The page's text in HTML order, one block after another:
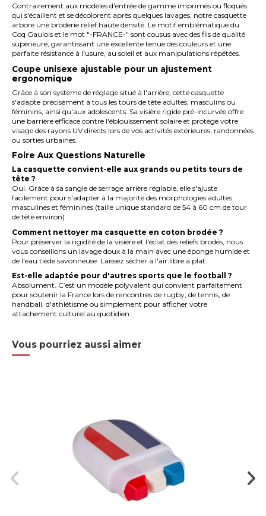
Contrairement aux modèles d'entrée de gamme imprimés ou floqués
qui s'écaillent et se décolorent après quelques lavages, notre casquette
arbore une broderie relief haute densité. Le motif emblématique du
Coq Gaulois et le mot "-FRANCE-" sont cousus avec des fils de qualité
supérieure, garantissant une excellente tenue des couleurs et une
parfaite résistance à l'usure, au soleil et aux manipulations répétées.
Coupe unisexe ajustable pour un ajustement
ergonomique
Grâce à son système de réglage situé à l'arrière, cette casquette
s'adapte précisément à tous les tours de tête adultes, masculins ou
féminins, ainsi qu'aux adolescents. Sa visière rigide pré-incurvée offre
une barrière efficace contre l'éblouissement solaire et protège votre
visage des rayons UV directs lors de vos activités extérieures, randonnées
ou sorties urbaines.
Foire Aux Questions Naturelle
La casquette convient-elle aux grands ou petits tours de
tête ?
Oui. Grâce à sa sangle de serrage arrière réglable, elle s'ajuste
facilement pour s'adapter à la majorité des morphologies adultes
masculines et féminines (taille unique standard de 54 à 60 cm de tour
de tête environ).
Comment nettoyer ma casquette en coton brodée ?
Pour préserver la rigidité de la visière et l'éclat des reliefs brodés, nous
vous conseillons un lavage doux à la main avec une éponge humide et
de l'eau tiède savonneuse. Laissez sécher à l'air libre à plat.
Est-elle adaptée pour d'autres sports que le football ?
Absolument. C’est un modèle polyvalent qui convient parfaitement
pour soutenir la France lors de rencontres de rugby, de tennis, de
handball, d'athlétisme ou simplement pour afficher votre
attachement culturel au quotidien.
Vous pourriez aussi aimer